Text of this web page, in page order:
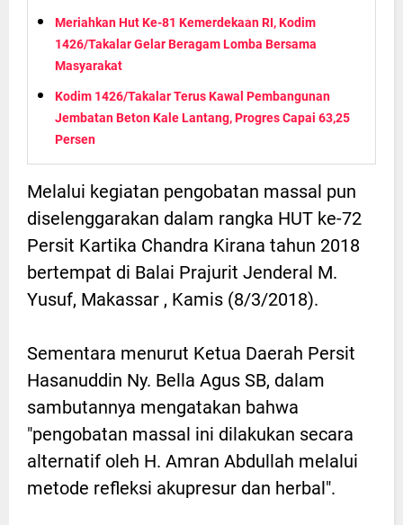
Meriahkan Hut Ke-81 Kemerdekaan RI, Kodim
1426/Takalar Gelar Beragam Lomba Bersama
Masyarakat
Kodim 1426/Takalar Terus Kawal Pembangunan
Jembatan Beton Kale Lantang, Progres Capai 63,25
Persen
Melalui kegiatan pengobatan massal pun
diselenggarakan dalam rangka HUT ke-72
Persit Kartika Chandra Kirana tahun 2018
bertempat di Balai Prajurit Jenderal M.
Yusuf, Makassar , Kamis (8/3/2018).
Sementara menurut Ketua Daerah Persit
Hasanuddin Ny. Bella Agus SB, dalam
sambutannya mengatakan bahwa
"pengobatan massal ini dilakukan secara
alternatif oleh H. Amran Abdullah melalui
metode refleksi akupresur dan herbal".